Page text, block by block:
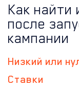
Как найти
после
кампании
Низкий или
Ставки